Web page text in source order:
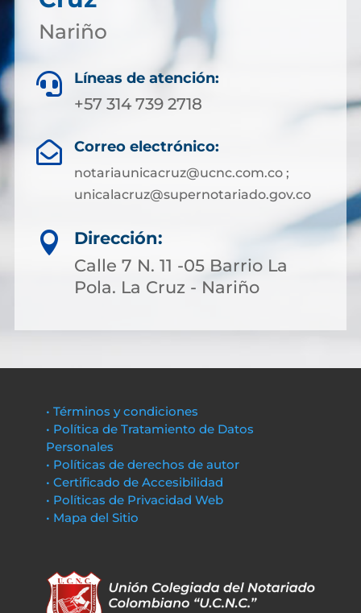
Nariño
 Líneas de atención:
+57 314 739 2718
 Correo electrónico:
notariaunicacruz@ucnc.com.co ;
unicalacruz@supernotariado.gov.co

Dirección:
Calle 7 N. 11 -05 Barrio La
Pola. La Cruz - Nariño
• Términos y condiciones
• Política de Tratamiento de Datos
Personales
• Políticas de derechos de autor
• Certificado de Accesibilidad
• Políticas de Privacidad Web
• Mapa del Sitio